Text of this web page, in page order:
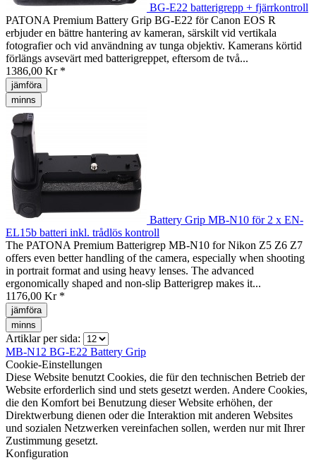
BG-E22 batterigrepp + fjärrkontroll
PATONA Premium Battery Grip BG-E22 för Canon EOS R
erbjuder en bättre hantering av kameran, särskilt vid vertikala
fotografier och vid användning av tunga objektiv. Kamerans körtid
förlängs avsevärt med batterigreppet, eftersom de två...
1386,00 Kr *
jämföra
minns
Battery Grip MB-N10 för 2 x EN-
EL15b batteri inkl. trådlös kontroll
The PATONA Premium Batterigrep MB-N10 for Nikon Z5 Z6 Z7
offers even better handling of the camera, especially when shooting
in portrait format and using heavy lenses. The advanced
ergonomically shaped and non-slip Batterigrep makes it...
1176,00 Kr *
jämföra
minns
Artiklar per sida:
MB-N12 BG-E22 Battery Grip
Cookie-Einstellungen
Diese Website benutzt Cookies, die für den technischen Betrieb der
Website erforderlich sind und stets gesetzt werden. Andere Cookies,
die den Komfort bei Benutzung dieser Website erhöhen, der
Direktwerbung dienen oder die Interaktion mit anderen Websites
und sozialen Netzwerken vereinfachen sollen, werden nur mit Ihrer
Zustimmung gesetzt.
Konfiguration